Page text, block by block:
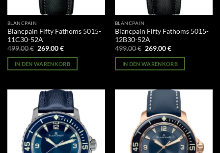
BLANCPAIN
Blancpain Fifty Fathoms 5015-
11C30-52A
499.00€ Ursprünglicher
war:
499.00 €
269.00€Aktueller
ist:
269.00 €.
IN DEN WARENKORB
BLANCPAIN
Blancpain Fifty Fathoms 5015-
12B30-52A
499.00€ Ursprünglicher
war:
499.00 €
269.00€Aktueller
ist:
269.00 €.
IN DEN WARENKORB